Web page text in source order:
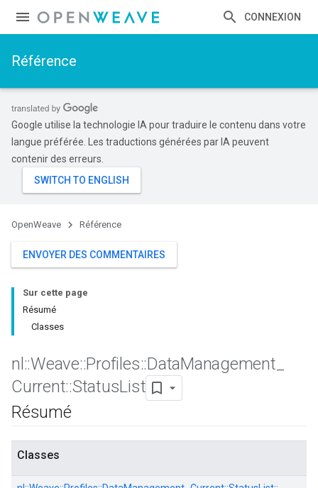
CONNEXION
Référence
Google utilise la technologie IA pour traduire le contenu dans votre
langue préférée. Les traductions générées par IA peuvent
contenir des erreurs.
OpenWeave Référence
ENVOYER DES COMMENTAIRES
Sur cette page
Résumé
Classes
nl ::Weave::Profiles::DataManagement
Current::StatusList
Résumé
Classes